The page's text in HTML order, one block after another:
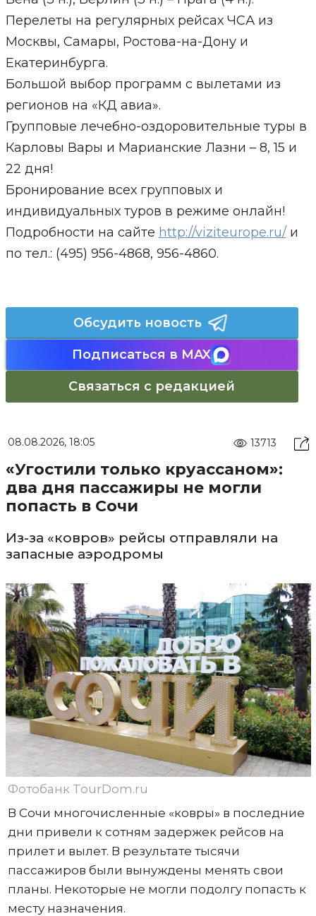
Перелеты на регулярных рейсах ЧСА из
Москвы, Самары, Ростова-на-Дону и
Екатеринбурга.
Большой выбор программ с вылетами из
регионов на «КД авиа».
Групповые лечебно-оздоровительные туры в
Карловы Вары и Марианские Лазни – 8, 15 и
22 дня!
Бронирование всех групповых и
индивидуальных туров в режиме онлайн!
Подробности на сайте http://viziteurope.ru/и
по тел.: (495) 956-4868, 956-4860.
Обсудить новость
Подписаться в MAX
Связаться с редакцией
08.08.2026, 18:05 13713
«Угостили только круассаном»:
два дня пассажиры не могли
попасть в Сочи
Из-за «ковров» рейсы отправляли на
запасные аэродромы
Фотобанк TourDom.ru
В Сочи многочисленные «ковры» в последние
дни привели к сотням задержек рейсов на
прилет и вылет. В результате тысячи
пассажиров были вынуждены менять свои
планы. Некоторые не могли подолгу попасть к
месту назначения.